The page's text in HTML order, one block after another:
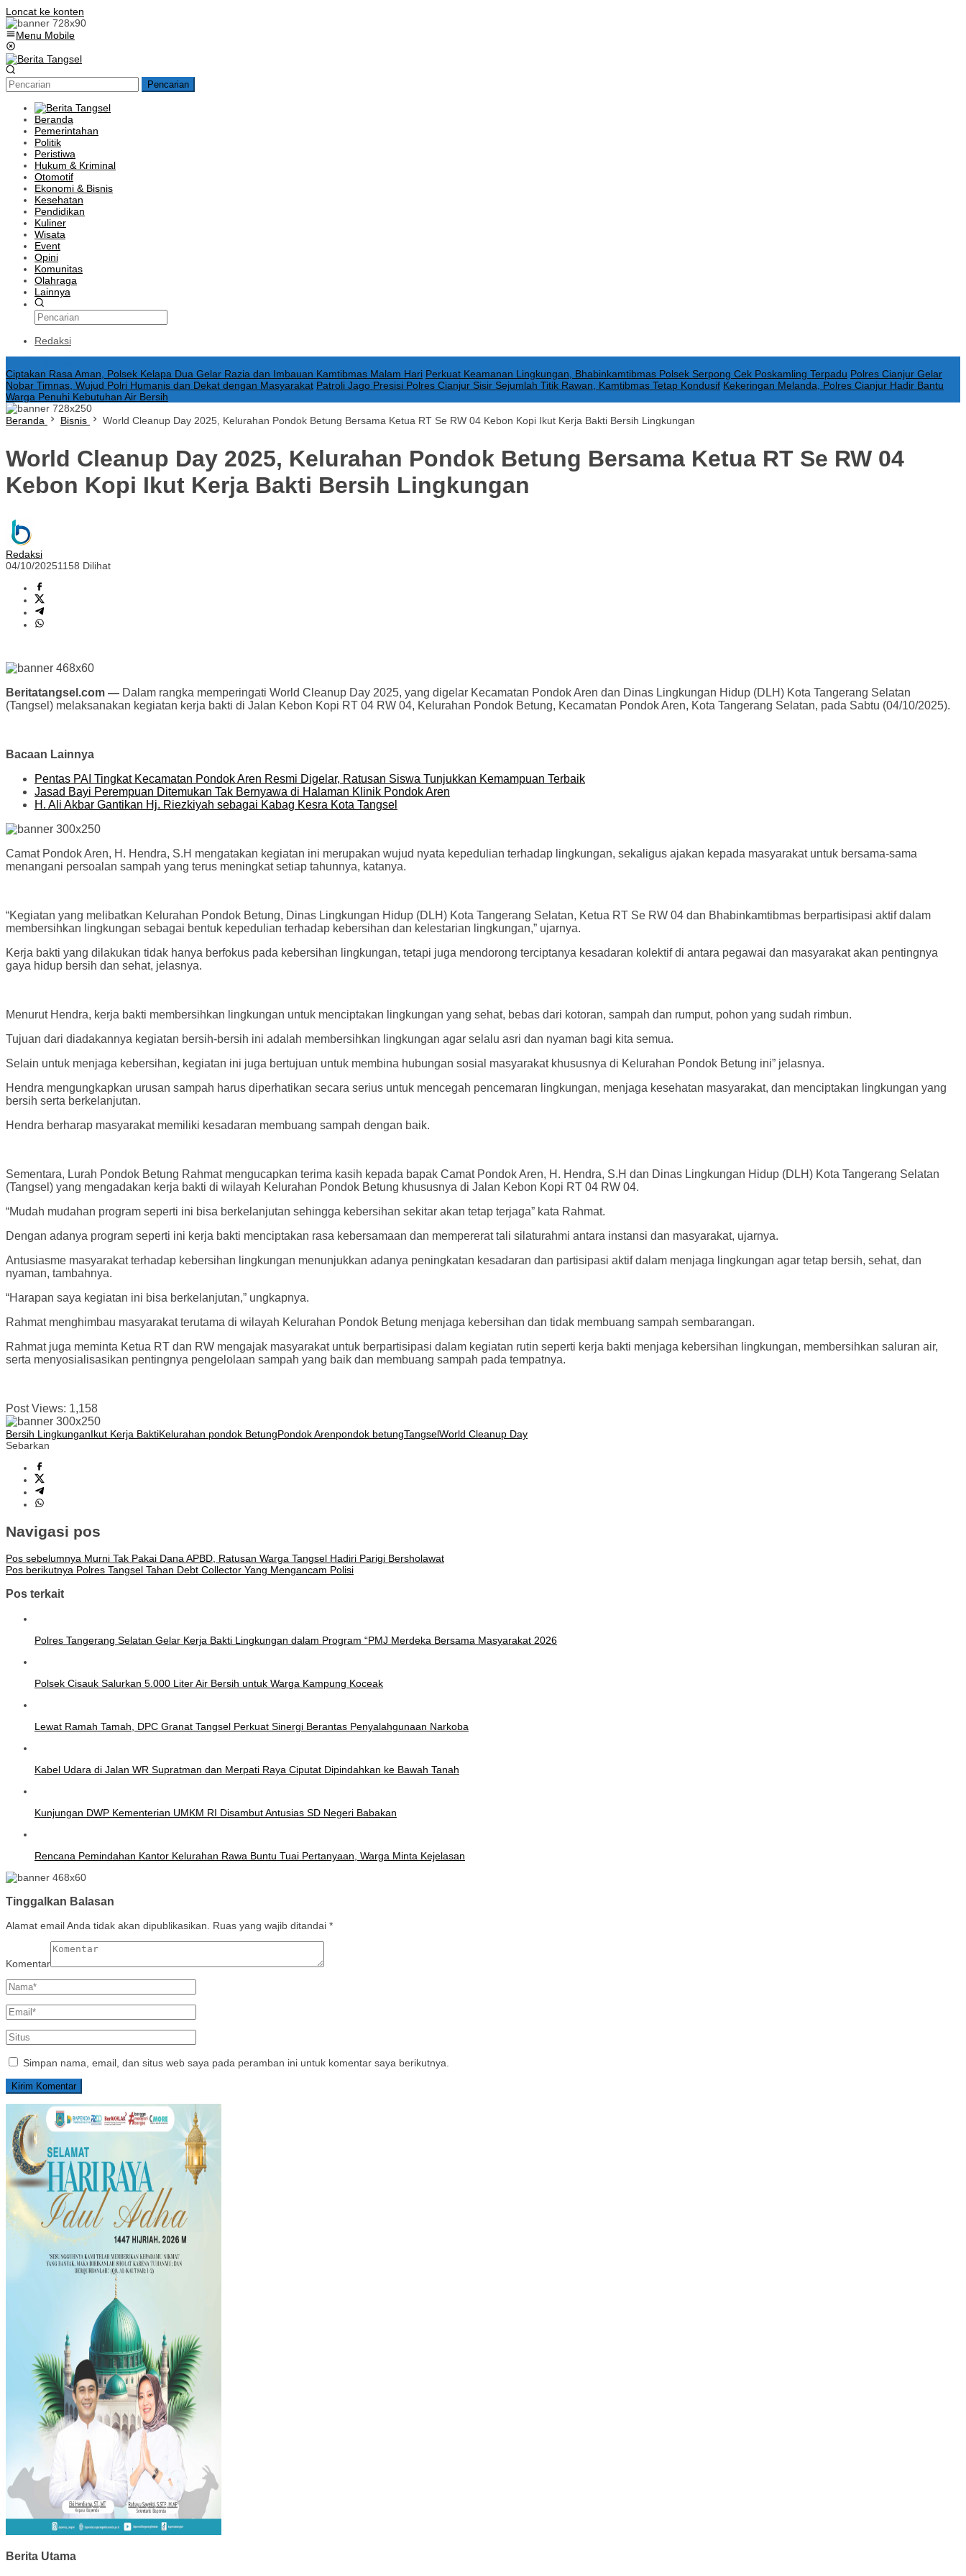
Loncat ke konten
Menu Mobile
Pencarian
Beranda
Pemerintahan
Politik
Peristiwa
Hukum & Kriminal
Otomotif
Ekonomi & Bisnis
Kesehatan
Pendidikan
Kuliner
Wisata
Event
Opini
Komunitas
Olahraga
Lainnya
Redaksi
Ciptakan Rasa Aman, Polsek Kelapa Dua Gelar Razia dan Imbauan Kamtibmas Malam Hari Perkuat Keamanan Lingkungan, Bhabinkamtibmas Polsek Serpong Cek Poskamling Terpadu Polres Cianjur Gelar
Nobar Timnas, Wujud Polri Humanis dan Dekat dengan Masyarakat Patroli Jago Presisi Polres Cianjur Sisir Sejumlah Titik Rawan, Kamtibmas Tetap Kondusif Kekeringan Melanda, Polres Cianjur Hadir Bantu
Warga Penuhi Kebutuhan Air Bersih
Beranda Bisnis World Cleanup Day 2025, Kelurahan Pondok Betung Bersama Ketua RT Se RW 04 Kebon Kopi Ikut Kerja Bakti Bersih Lingkungan
World Cleanup Day 2025, Kelurahan Pondok Betung Bersama Ketua RT Se RW 04
Kebon Kopi Ikut Kerja Bakti Bersih Lingkungan
Redaksi
04/10/20251158 Dilihat
Beritatangsel.com — Dalam rangka memperingati World Cleanup Day 2025, yang digelar Kecamatan Pondok Aren dan Dinas Lingkungan Hidup (DLH) Kota Tangerang Selatan
(Tangsel) melaksanakan kegiatan kerja bakti di Jalan Kebon Kopi RT 04 RW 04, Kelurahan Pondok Betung, Kecamatan Pondok Aren, Kota Tangerang Selatan, pada Sabtu (04/10/2025).
Bacaan Lainnya
Pentas PAI Tingkat Kecamatan Pondok Aren Resmi Digelar, Ratusan Siswa Tunjukkan Kemampuan Terbaik
Jasad Bayi Perempuan Ditemukan Tak Bernyawa di Halaman Klinik Pondok Aren
H. Ali Akbar Gantikan Hj. Riezkiyah sebagai Kabag Kesra Kota Tangsel
Camat Pondok Aren, H. Hendra, S.H mengatakan kegiatan ini merupakan wujud nyata kepedulian terhadap lingkungan, sekaligus ajakan kepada masyarakat untuk bersama-sama
menangani persoalan sampah yang terus meningkat setiap tahunnya, katanya.
“Kegiatan yang melibatkan Kelurahan Pondok Betung, Dinas Lingkungan Hidup (DLH) Kota Tangerang Selatan, Ketua RT Se RW 04 dan Bhabinkamtibmas berpartisipasi aktif dalam
membersihkan lingkungan sebagai bentuk kepedulian terhadap kebersihan dan kelestarian lingkungan,” ujarnya.
Kerja bakti yang dilakukan tidak hanya berfokus pada kebersihan lingkungan, tetapi juga mendorong terciptanya kesadaran kolektif di antara pegawai dan masyarakat akan pentingnya
gaya hidup bersih dan sehat, jelasnya.
Menurut Hendra, kerja bakti membersihkan lingkungan untuk menciptakan lingkungan yang sehat, bebas dari kotoran, sampah dan rumput, pohon yang sudah rimbun.
Tujuan dari diadakannya kegiatan bersih-bersih ini adalah membersihkan lingkungan agar selalu asri dan nyaman bagi kita semua.
Selain untuk menjaga kebersihan, kegiatan ini juga bertujuan untuk membina hubungan sosial masyarakat khususnya di Kelurahan Pondok Betung ini” jelasnya.
Hendra mengungkapkan urusan sampah harus diperhatikan secara serius untuk mencegah pencemaran lingkungan, menjaga kesehatan masyarakat, dan menciptakan lingkungan yang
bersih serta berkelanjutan.
Hendra berharap masyarakat memiliki kesadaran membuang sampah dengan baik.
Sementara, Lurah Pondok Betung Rahmat mengucapkan terima kasih kepada bapak Camat Pondok Aren, H. Hendra, S.H dan Dinas Lingkungan Hidup (DLH) Kota Tangerang Selatan
(Tangsel) yang mengadakan kerja bakti di wilayah Kelurahan Pondok Betung khususnya di Jalan Kebon Kopi RT 04 RW 04.
“Mudah mudahan program seperti ini bisa berkelanjutan sehingga kebersihan sekitar akan tetap terjaga” kata Rahmat.
Dengan adanya program seperti ini kerja bakti menciptakan rasa kebersamaan dan mempererat tali silaturahmi antara instansi dan masyarakat, ujarnya.
Antusiasme masyarakat terhadap kebersihan lingkungan menunjukkan adanya peningkatan kesadaran dan partisipasi aktif dalam menjaga lingkungan agar tetap bersih, sehat, dan
nyaman, tambahnya.
“Harapan saya kegiatan ini bisa berkelanjutan,” ungkapnya.
Rahmat menghimbau masyarakat terutama di wilayah Kelurahan Pondok Betung menjaga kebersihan dan tidak membuang sampah sembarangan.
Rahmat juga meminta Ketua RT dan RW mengajak masyarakat untuk berpartisipasi dalam kegiatan rutin seperti kerja bakti menjaga kebersihan lingkungan, membersihkan saluran air,
serta menyosialisasikan pentingnya pengelolaan sampah yang baik dan membuang sampah pada tempatnya.
Post Views: 1,158
Bersih LingkunganIkut Kerja BaktiKelurahan pondok BetungPondok Arenpondok betungTangselWorld Cleanup Day
Sebarkan
Navigasi pos
Pos sebelumnya Murni Tak Pakai Dana APBD, Ratusan Warga Tangsel Hadiri Parigi Bersholawat
Pos berikutnya Polres Tangsel Tahan Debt Collector Yang Mengancam Polisi
Pos terkait
Polres Tangerang Selatan Gelar Kerja Bakti Lingkungan dalam Program “PMJ Merdeka Bersama Masyarakat 2026
Polsek Cisauk Salurkan 5.000 Liter Air Bersih untuk Warga Kampung Koceak
Lewat Ramah Tamah, DPC Granat Tangsel Perkuat Sinergi Berantas Penyalahgunaan Narkoba
Kabel Udara di Jalan WR Supratman dan Merpati Raya Ciputat Dipindahkan ke Bawah Tanah
Kunjungan DWP Kementerian UMKM RI Disambut Antusias SD Negeri Babakan
Rencana Pemindahan Kantor Kelurahan Rawa Buntu Tuai Pertanyaan, Warga Minta Kejelasan
Tinggalkan Balasan
Alamat email Anda tidak akan dipublikasikan. Ruas yang wajib ditandai *
Komentar
Simpan nama, email, dan situs web saya pada peramban ini untuk komentar saya berikutnya.
Berita Utama